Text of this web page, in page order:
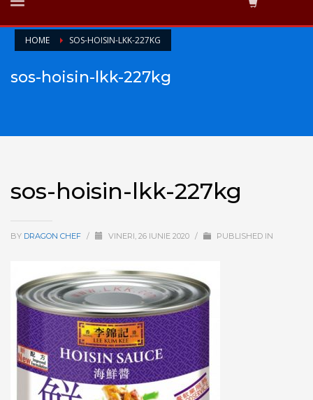
HOME SOS-HOISIN-LKK-227KG
sos-hoisin-lkk-227kg
sos-hoisin-lkk-227kg
BY DRAGON CHEF / VINERI, 26 IUNIE 2020 / PUBLISHED IN